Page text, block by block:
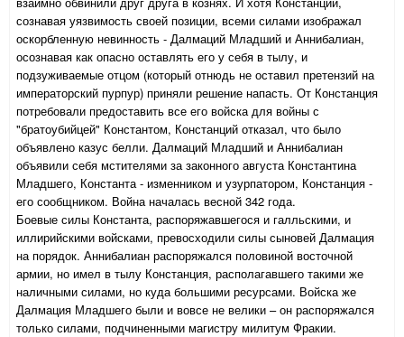
сознавая уязвимость своей позиции, всеми силами изображал
оскорбленную невинность - Далмаций Младший и Аннибалиан,
осознавая как опасно оставлять его у себя в тылу, и
подзуживаемые отцом (который отнюдь не оставил претензий на
императорский пурпур) приняли решение напасть. От Констанция
потребовали предоставить все его войска для войны с
"братоубийцей" Константом, Констанций отказал, что было
объявлено казус белли. Далмаций Младший и Аннибалиан
объявили себя мстителями за законного августа Константина
Младшего, Константа - изменником и узурпатором, Констанция -
его сообщником. Война началась весной 342 года.
Боевые силы Константа, распоряжавшегося и галльскими, и
иллирийскими войсками, превосходили силы сыновей Далмация
на порядок. Аннибалиан распоряжался половиной восточной
армии, но имел в тылу Констанция, располагавшего такими же
наличными силами, но куда большими ресурсами. Войска же
Далмация Младшего были и вовсе не велики – он распоряжался
только силами, подчиненными магистру милитум Фракии.